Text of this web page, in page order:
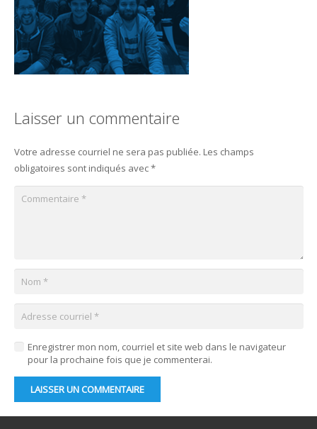
Laisser un commentaire
Votre adresse courriel ne sera pas publiée. Les champs
obligatoires sont indiqués avec*
Enregistrer mon nom, courriel et site web dans le navigateur
pour la prochaine fois que je commenterai.
LAISSER UN COMMENTAIRE